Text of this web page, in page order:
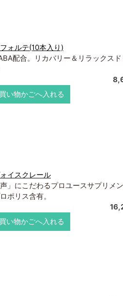
ォルテ(10本入り)
配合。リカバリー＆リラックスド
買い物かごへ入れる
イスクレール
声」にこだわるプロユースサプリメン
ポリス含有。
買い物かごへ入れる